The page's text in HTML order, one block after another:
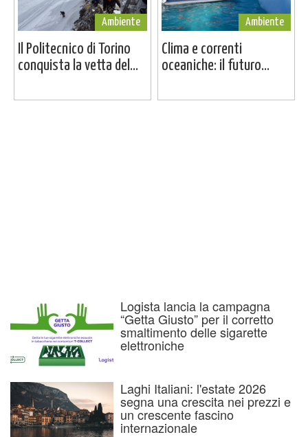
Ambiente
Il Politecnico di Torino
conquista la vetta del...
Ambiente
Clima e correnti
oceaniche: il futuro...
Logista lancia la campagna
“Getta Giusto” per il corretto
smaltimento delle sigarette
elettroniche
Laghi Italiani: l'estate 2026
segna una crescita nei prezzi e
un crescente fascino
internazionale